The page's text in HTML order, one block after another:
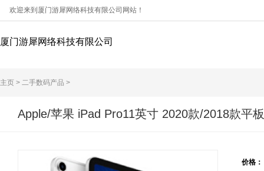
欢迎来到厦门游犀网络科技有限公司网站！
厦门游犀网络科技有限公司
主页 > 二手数码产品 >
Apple/苹果 iPad Pro11英寸 2020款/2018款平
价格：